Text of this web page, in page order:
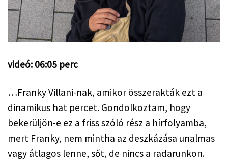
videó: 06:05 perc
…Franky Villani-nak, amikor összerakták ezt a
dinamikus hat percet. Gondolkoztam, hogy
bekerüljön-e ez a friss szóló rész a hírfolyamba,
mert Franky, nem mintha az deszkázása unalmas
vagy átlagos lenne, sőt, de nincs a radarunkon.